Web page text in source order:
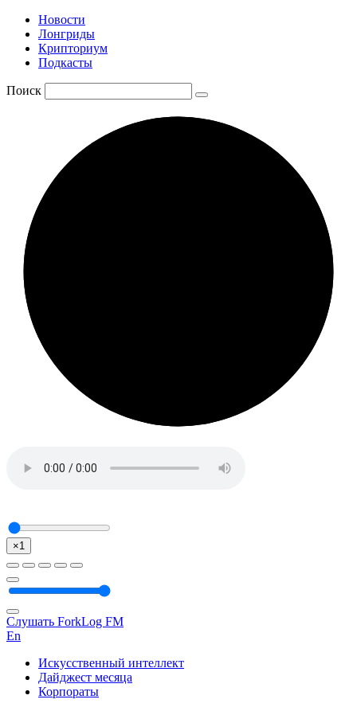
Новости
Лонгриды
Крипториум
Подкасты
Поиск
×1
Слушать ForkLog FM
En
Искусственный интеллект
Дайджест месяца
Корпораты